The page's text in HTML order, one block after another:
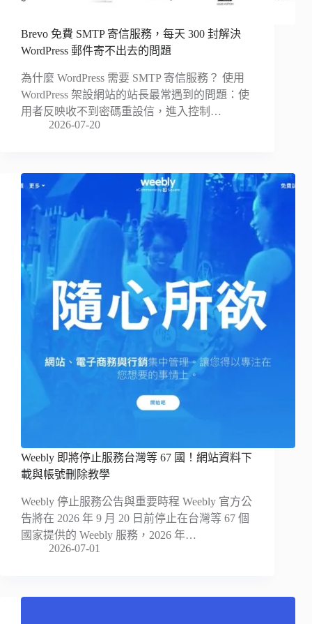
Brevo 免費 SMTP 寄信服務，每天 300 封解決
WordPress 郵件寄不出去的問題
為什麼 WordPress 需要 SMTP 寄信服務？ 使用
WordPress 架設網站的站長最常遇到的問題：使
用者反映收不到密碼重設信，進入控制…
2026-07-20
Weebly 即將停止服務台灣等 67 國！網站資料下
載與帳號刪除教學
Weebly 停止服務公告與重要時程 Weebly 官方公
告將在 2026 年 9 月 20 日前停止在台灣等 67 個
國家提供的 Weebly 服務，2026 年…
2026-07-01